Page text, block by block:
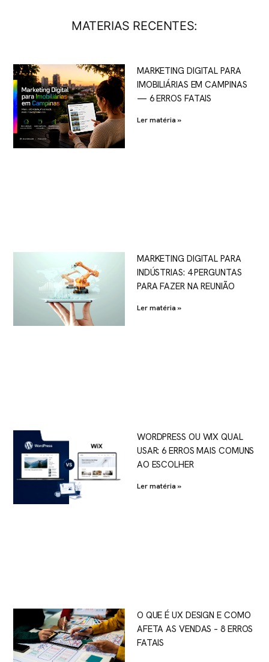
MATERIAS RECENTES:
MARKETING DIGITAL PARA
IMOBILIÁRIAS EM CAMPINAS
— 6 ERROS FATAIS
Ler matéria »
MARKETING DIGITAL PARA
INDÚSTRIAS: 4 PERGUNTAS
PARA FAZER NA REUNIÃO
Ler matéria »
WORDPRESS OU WIX QUAL
USAR: 6 ERROS MAIS COMUNS
AO ESCOLHER
Ler matéria »
O QUE É UX DESIGN E COMO
AFETA AS VENDAS – 8 ERROS
FATAIS